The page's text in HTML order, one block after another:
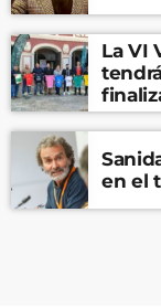
La VI
en el